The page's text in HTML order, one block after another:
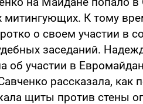
митингующих. К тому
о своем участии в
заседаний.
об участии в
рассказала, как
щиты против стены